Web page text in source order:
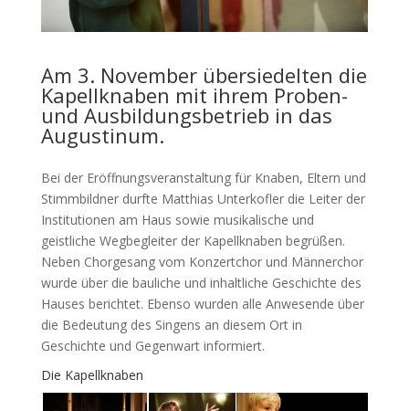
Am 3. November übersiedelten die
Kapellknaben mit ihrem Proben-
und Ausbildungsbetrieb in das
Augustinum.
Bei der Eröffnungsveranstaltung für Knaben, Eltern und
Stimmbildner durfte Matthias Unterkofler die Leiter der
Institutionen am Haus sowie musikalische und
geistliche Wegbegleiter der Kapellknaben begrüßen.
Neben Chorgesang vom Konzertchor und Männerchor
wurde über die bauliche und inhaltliche Geschichte des
Hauses berichtet. Ebenso wurden alle Anwesende über
die Bedeutung des Singens an diesem Ort in
Geschichte und Gegenwart informiert.
Die Kapellknaben